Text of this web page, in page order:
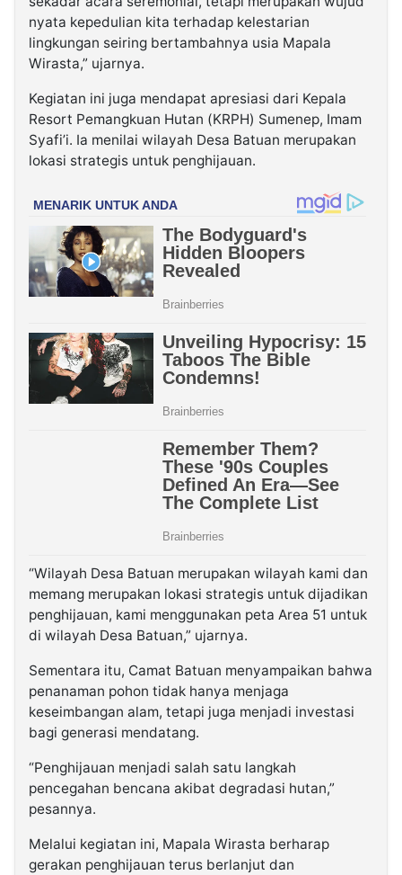
nyata kepedulian kita terhadap kelestarian
lingkungan seiring bertambahnya usia Mapala
Wirasta,” ujarnya.
Kegiatan ini juga mendapat apresiasi dari Kepala
Resort Pemangkuan Hutan (KRPH) Sumenep, Imam
Syafi’i. Ia menilai wilayah Desa Batuan merupakan
lokasi strategis untuk penghijauan.
“Wilayah Desa Batuan merupakan wilayah kami dan
memang merupakan lokasi strategis untuk dijadikan
penghijauan, kami menggunakan peta Area 51 untuk
di wilayah Desa Batuan,” ujarnya.
Sementara itu, Camat Batuan menyampaikan bahwa
penanaman pohon tidak hanya menjaga
keseimbangan alam, tetapi juga menjadi investasi
bagi generasi mendatang.
“Penghijauan menjadi salah satu langkah
pencegahan bencana akibat degradasi hutan,”
pesannya.
Melalui kegiatan ini, Mapala Wirasta berharap
gerakan penghijauan terus berlanjut dan